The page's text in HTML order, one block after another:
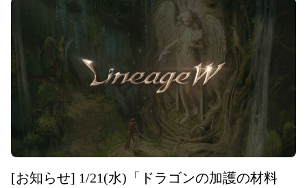
[お知らせ] 1/21(水)「ドラゴンの加護の材料